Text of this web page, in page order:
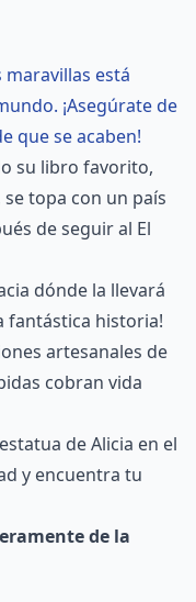
maravillas está
¡Asegúrate de
que se acaben!
su libro favorito,
topa con un país
de seguir al El
dónde la llevará
fantástica historia!
artesanales de
cobran vida
de Alicia en el
y encuentra tu
de la